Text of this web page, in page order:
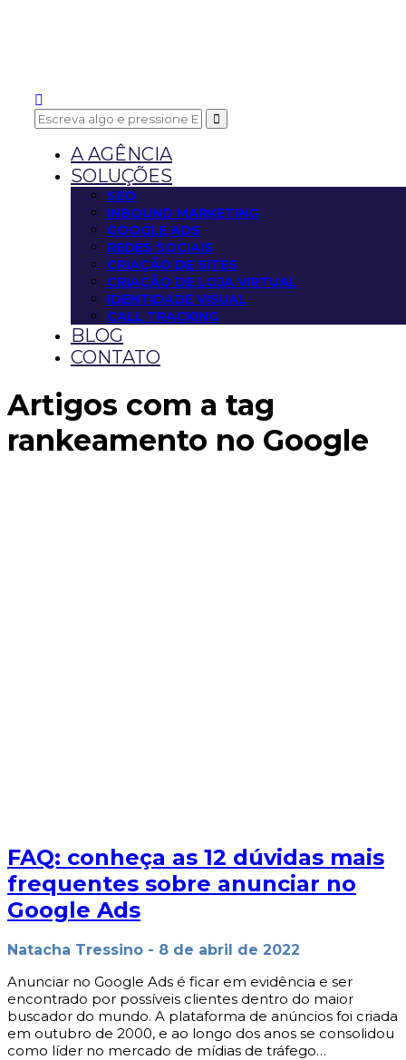
A AGÊNCIA
SOLUÇÕES
SEO
INBOUND MARKETING
GOOGLE ADS
REDES SOCIAIS
CRIAÇÃO DE SITES
CRIAÇÃO DE LOJA VIRTUAL
IDENTIDADE VISUAL
CALL TRACKING
BLOG
CONTATO
Artigos com a tag
rankeamento no Google
FAQ: conheça as 12 dúvidas mais
frequentes sobre anunciar no
Google Ads
Natacha Tressino - 8 de abril de 2022
Anunciar no Google Ads é ficar em evidência e ser
encontrado por possíveis clientes dentro do maior
buscador do mundo. A plataforma de anúncios foi criada
em outubro de 2000, e ao longo dos anos se consolidou
como líder no mercado de mídias de tráfego…